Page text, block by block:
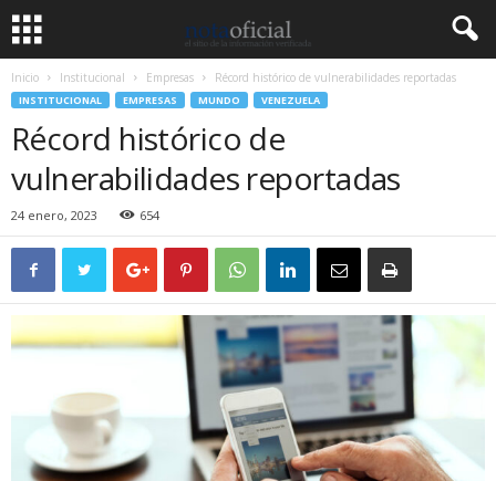
Inicio Institucional Empresas Récord histórico de vulnerabilidades reportadas
INSTITUCIONAL EMPRESAS MUNDO VENEZUELA
Récord histórico de
vulnerabilidades reportadas
24 enero, 2023 654